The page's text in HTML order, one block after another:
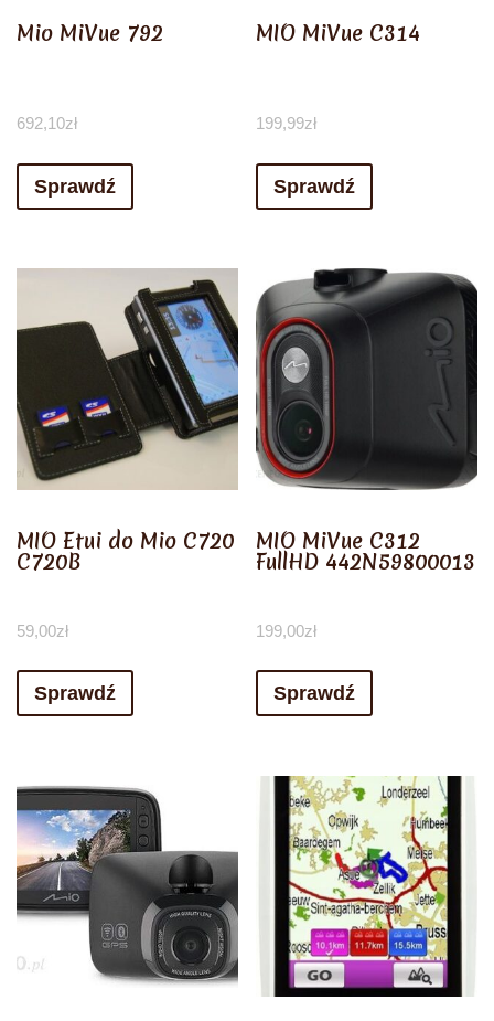
Mio MiVue 792
692,10zł
Sprawdź
MIO MiVue C314
199,99zł
Sprawdź
MIO Etui do Mio C720
C720B
59,00zł
Sprawdź
MIO MiVue C312
FullHD 442N59800013
199,00zł
Sprawdź